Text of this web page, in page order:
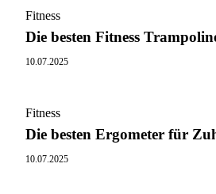
Fitness
Die besten Fitness
10.07.2025
Fitness
Die besten Ergometer für
10.07.2025